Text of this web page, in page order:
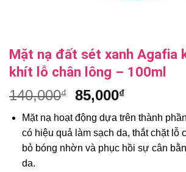
Mặt nạ đất sét xanh Agafia
khít lỗ chân lông – 100ml
140,000₫
Giá
gốc
là:
140,000₫.
85,000₫Giá
hiện
tại
là:
85,000₫.
Mặt nạ hoạt động dựa trên thành
có hiệu quả làm sạch da, thắt chặt lỗ
bỏ bóng nhờn và phục hồi sự cân
da.